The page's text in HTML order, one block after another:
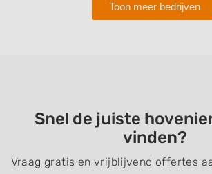
Toon meer bedrijven
Snel de juiste
vinden?
Vraag gratis en vrijblijvend offertes